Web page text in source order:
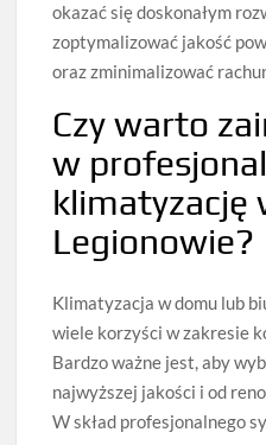
okazać się doskonałym
zoptymalizować jakość
oraz zminimalizować
Czy warto
w
klimatyzację
Legionowie?
Klimatyzacja w domu lub
wiele korzyści w zakresie
Bardzo ważne jest, aby
najwyższej jakości i od
W skład profesjonalnego